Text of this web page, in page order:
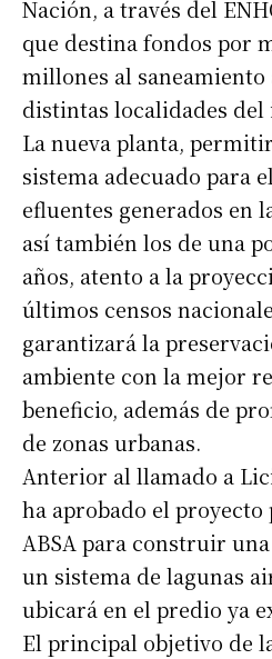
Nación, a través del
que destina fondos por
millones al saneamiento
distintas localidades
La nueva planta,
sistema adecuado para
efluentes generados en
así también los de una
años, atento a la
últimos censos
garantizará la
ambiente con la mejor
beneficio, además de
de zonas urbanas.
Anterior al llamado a
ha aprobado el proyecto
ABSA para construir
un sistema de lagunas
ubicará en el predio ya
El principal objetivo de